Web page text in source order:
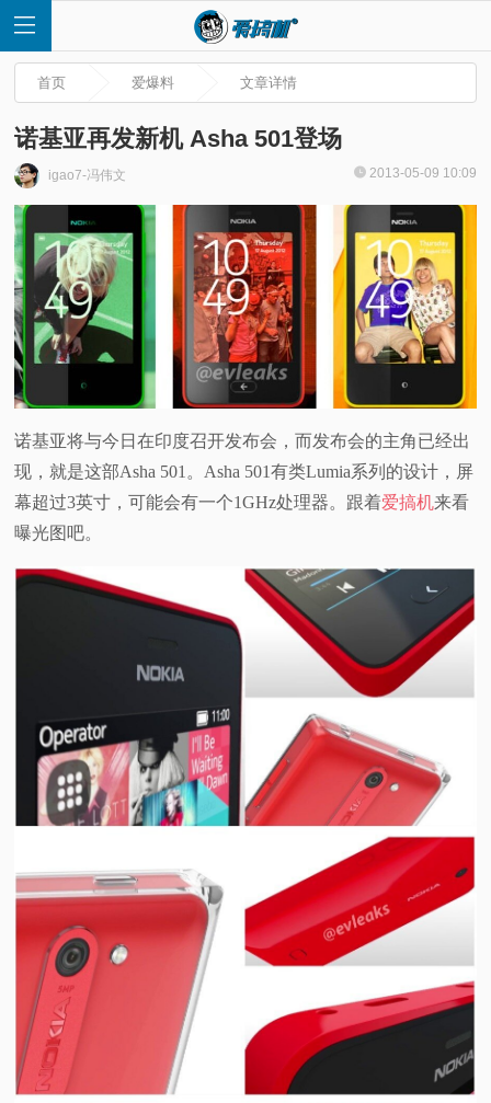
页
快
讯
测
视
频
首页 爱爆料 文章详情
诺基亚再发新机 Asha 501登场
igao7-冯伟文 2013-05-09 10:09
诺基亚将与今日在印度召开发布会，而发布会的主角已经出
现，就是这部Asha 501。Asha 501有类Lumia系列的设计，屏
幕超过3英寸，可能会有一个1GHz处理器。跟着爱搞机来看
曝光图吧。